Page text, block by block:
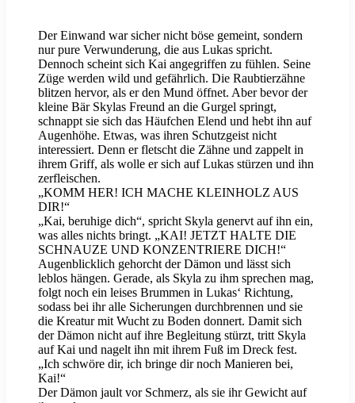
Der Einwand war sicher nicht böse gemeint, sondern
nur pure Verwunderung, die aus Lukas spricht.
Dennoch scheint sich Kai angegriffen zu fühlen. Seine
Züge werden wild und gefährlich. Die Raubtierzähne
blitzen hervor, als er den Mund öffnet. Aber bevor der
kleine Bär Skylas Freund an die Gurgel springt,
schnappt sie sich das Häufchen Elend und hebt ihn auf
Augenhöhe. Etwas, was ihren Schutzgeist nicht
interessiert. Denn er fletscht die Zähne und zappelt in
ihrem Griff, als wolle er sich auf Lukas stürzen und ihn
zerfleischen.
„KOMM HER! ICH MACHE KLEINHOLZ AUS
DIR!“
„Kai, beruhige dich“, spricht Skyla genervt auf ihn ein,
was alles nichts bringt. „KAI! JETZT HALTE DIE
SCHNAUZE UND KONZENTRIERE DICH!“
Augenblicklich gehorcht der Dämon und lässt sich
leblos hängen. Gerade, als Skyla zu ihm sprechen mag,
folgt noch ein leises Brummen in Lukas‘ Richtung,
sodass bei ihr alle Sicherungen durchbrennen und sie
die Kreatur mit Wucht zu Boden donnert. Damit sich
der Dämon nicht auf ihre Begleitung stürzt, tritt Skyla
auf Kai und nagelt ihn mit ihrem Fuß im Dreck fest.
„Ich schwöre dir, ich bringe dir noch Manieren bei,
Kai!“
Der Dämon jault vor Schmerz, als sie ihr Gewicht auf